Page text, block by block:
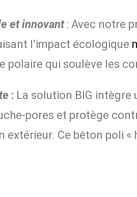
et innovant: Avec notre
l’impact écologique
polaire qui soulève les
: La solution BIG
pores et protège
extérieur. Ce béton poli